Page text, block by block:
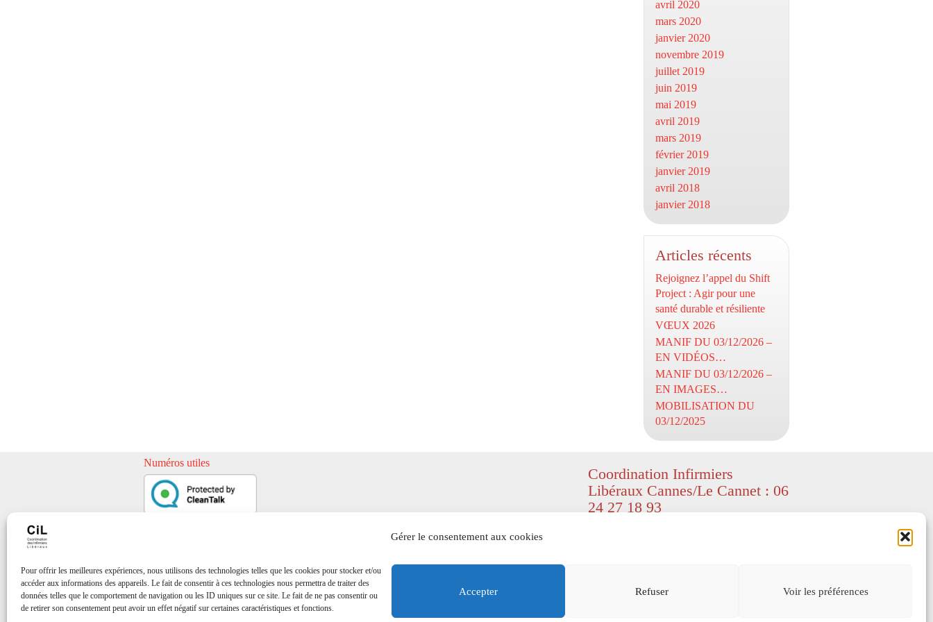
Gérer le consentement aux cookies
Pour offrir les meilleures expériences, nous utilisons des technologies telles que les cookies pour stocker et/ou
accéder aux informations des appareils. Le fait de consentir à ces technologies nous permettra de traiter des
données telles que le comportement de navigation ou les ID uniques sur ce site. Le fait de ne pas consentir ou
de retirer son consentement peut avoir un effet négatif sur certaines caractéristiques et fonctions.
Accepter Refuser Voir les préférences
avril 2020
mars 2020
janvier 2020
novembre 2019
juillet 2019
juin 2019
mai 2019
avril 2019
mars 2019
février 2019
janvier 2019
avril 2018
janvier 2018
Articles récents
Rejoignez l’appel du Shift
Project : Agir pour une
santé durable et résiliente
VŒUX 2026
MANIF DU 03/12/2026 –
EN VIDÉOS…
MANIF DU 03/12/2026 –
EN IMAGES…
MOBILISATION DU
03/12/2025
Numéros utiles
Coordination Infirmiers
Libéraux Cannes/Le Cannet : 06
24 27 18 93
Mentions légales